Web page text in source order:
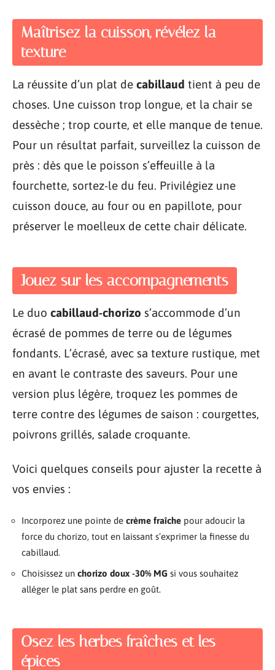
Maîtrisez la cuisson, révélez la
texture
La réussite d’un plat de cabillaud tient à peu de
choses. Une cuisson trop longue, et la chair se
dessèche ; trop courte, et elle manque de tenue.
Pour un résultat parfait, surveillez la cuisson de
près : dès que le poisson s’effeuille à la
fourchette, sortez-le du feu. Privilégiez une
cuisson douce, au four ou en papillote, pour
préserver le moelleux de cette chair délicate.
Jouez sur les accompagnements
Le duo cabillaud-chorizo s’accommode d’un
écrasé de pommes de terre ou de légumes
fondants. L’écrasé, avec sa texture rustique, met
en avant le contraste des saveurs. Pour une
version plus légère, troquez les pommes de
terre contre des légumes de saison : courgettes,
poivrons grillés, salade croquante.
Voici quelques conseils pour ajuster la recette à
vos envies :
Incorporez une pointe de crème fraîche pour adoucir la
force du chorizo, tout en laissant s’exprimer la finesse du
cabillaud.
Choisissez un chorizo doux -30% MG si vous souhaitez
alléger le plat sans perdre en goût.
Osez les herbes fraîches et les
épices